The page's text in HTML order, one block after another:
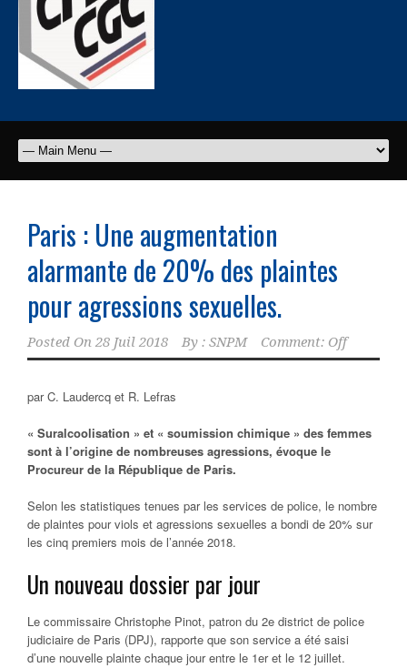
Paris : Une augmentation
alarmante de 20% des plaintes
pour agressions sexuelles.
Posted On 28 Juil 2018 By : SNPM Comment: Off
par C. Laudercq et R. Lefras
« Suralcoolisation » et « soumission chimique » des femmes
sont à l’origine de nombreuses agressions, évoque le
Procureur de la République de Paris.
Selon les statistiques tenues par les services de police, le nombre
de plaintes pour viols et agressions sexuelles a bondi de 20% sur
les cinq premiers mois de l’année 2018.
Un nouveau dossier par jour
Le commissaire Christophe Pinot, patron du 2e district de police
judiciaire de Paris (DPJ), rapporte que son service a été saisi
d’une nouvelle plainte chaque jour entre le 1er et le 12 juillet.